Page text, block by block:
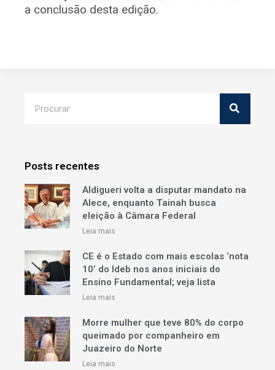
a conclusão desta edição.
Posts recentes
Aldigueri volta a disputar mandato na
Alece, enquanto Tainah busca
eleição à Câmara Federal
Leia mais
CE é o Estado com mais escolas ‘nota
10’ do Ideb nos anos iniciais do
Ensino Fundamental; veja lista
Leia mais
Morre mulher que teve 80% do corpo
queimado por companheiro em
Juazeiro do Norte
Leia mais